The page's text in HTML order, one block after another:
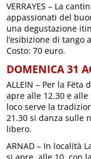
VERRAYES – La
appassionati del
una degustazione
l’esibizione di tango
Costo: 70 euro.
DOMENICA 31
ALLEIN – Per la
apre alle 12.30 e
loco serve la
21.30 si danza sulle
libero.
ARNAD – In località